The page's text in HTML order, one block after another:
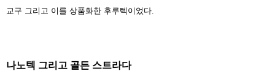
교구 그리고 이를 상품화한 후루텍이었다.
나노텍 그리고 골든 스트라다